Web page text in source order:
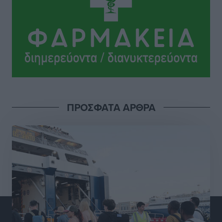
Σι Τζέι Χάρις: «Να πανηγυρίσουμε πολλές νίκες μαζί»
Πρωτάθλημα Πίστας
πριν 12 ώρες
Γ.Σ. Διαγόρας: Εντατική προετοιμασία και επιστροφή
Ρίζου στις Ακαδημίες
Αθλητικά πριν 12 ώρες
Εθνική Ανδρών: Ραντεβού στο Telekom Center Athens
Αθλητικά • πριν 12 ώρες
ΠΡΟΣΦΑΤΑ ΑΡΘΡΑ